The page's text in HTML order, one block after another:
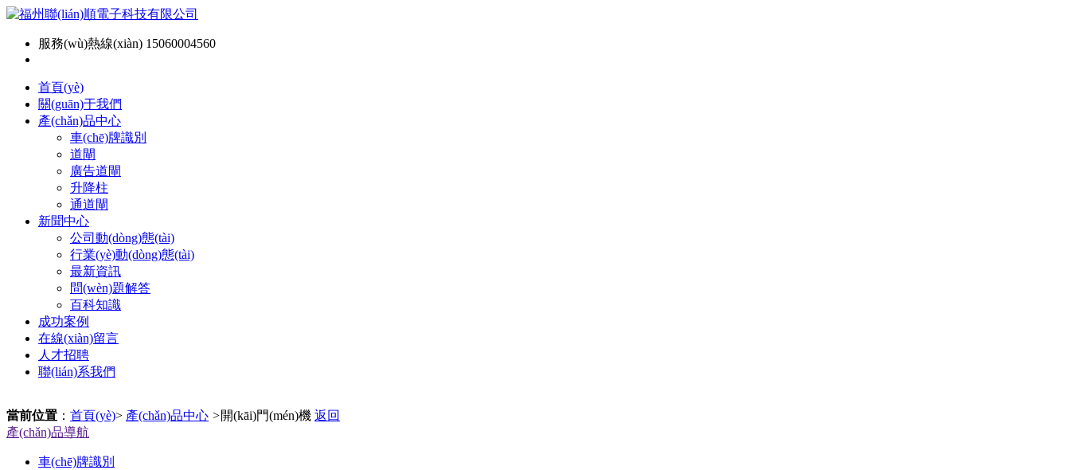
服務(wù)熱線(xiàn) 15060004560
首頁(yè)
關(guān)于我們
產(chǎn)品中心
車(chē)牌識別
道閘
廣告道閘
升降柱
通道閘
新聞中心
公司動(dòng)態(tài)
行業(yè)動(dòng)態(tài)
最新資訊
問(wèn)題解答
百科知識
成功案例
在線(xiàn)留言
人才招聘
聯(lián)系我們
當前位置 ： 首頁(yè)> 產(chǎn)品中心 >開(kāi)門(mén)機 返回
產(chǎn)品導航
車(chē)牌識別